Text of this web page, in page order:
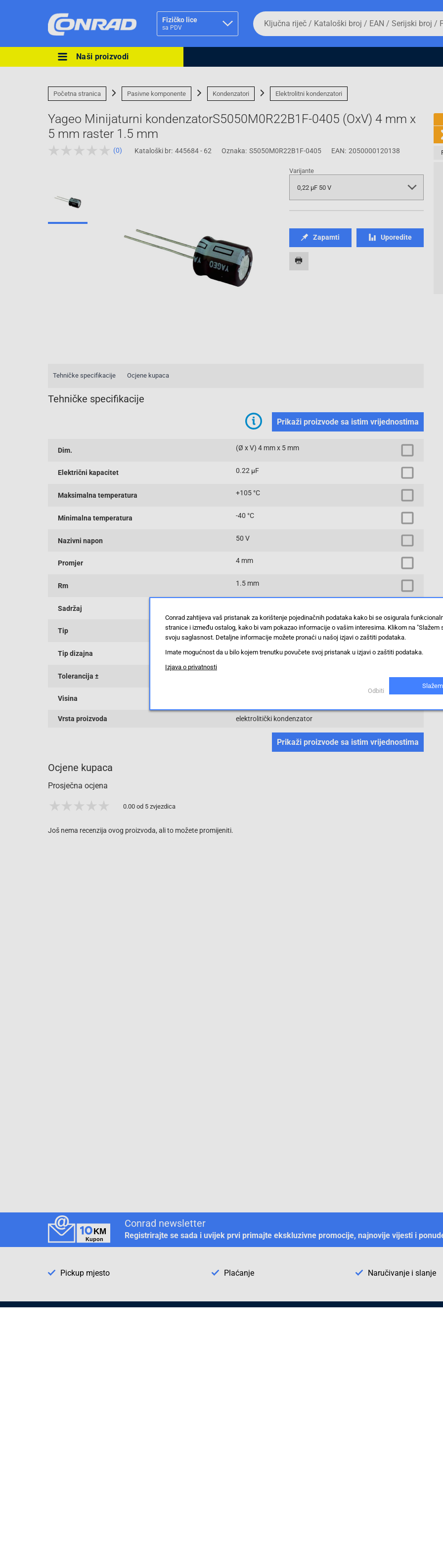
Fizičko lice
sa PDV
Ova postavka prilagođava asortiman proizvoda i
Pravno lice Fizičko lice
Da
biste
potražili
proizvod,
broj,
EAN
serijski
Naši proizvodi
Početna stranica Pasivne komponente Kondenzatori Elektrolitni kondenzatori
Yageo Minijaturni kondenzatorS5050M0R22B1F-0405 (OxV) 4 mm x
5 mm raster 1.5 mm
(0) Kataloški br: 445684 - 62 Oznaka: S5050M0R22B1F-0405 EAN: 2050000120138
Varijante
Zapamti Uporedite
Tehničke specifikacije Ocjene kupaca
Tehničke specifikacije
Prikaži proizvode sa istim vrijednostima
Dim. (Ø x V) 4 mm x 5 mm
Električni kapacitet 0.22 µF
Maksimalna temperatura +105 °C
Minimalna temperatura -40 °C
Nazivni napon 50 V
Promjer 4 mm
Rm 1.5 mm
Sadržaj
Tip S5050M0R22B1F-0405
Tip dizajna radijalno ožičen
Tolerancija ±
Visina
Vrsta proizvoda elektrolitički kondenzator
Prikaži proizvode sa istim vrijednostima
Ocjene kupaca
Prosječna ocjena
0.00 od 5 zvjezdica
Još nema recenzija ovog proizvoda, ali to možete promijeniti.
Conrad newsletter
Registrirajte se sada i uvijek prvi primajte ekskluzivne promocije, najnovije vijesti i
Pickup mjesto Plaćanje Naručivanje i slanje
Conrad zahtijeva vaš pristanak za korištenje pojedinačnih podataka kako bi se osigurala
stranice i između ostalog, kako bi vam pokazao informacije o vašim interesima. Klikom na "Slažem
svoju saglasnost. Detaljne informacije možete pronaći u našoj izjavi o zaštiti podataka.
Imate mogućnost da u bilo kojem trenutku povučete svoj pristanak u izjavi o zaštiti podataka.
Izjava o privatnosti
Odbiti